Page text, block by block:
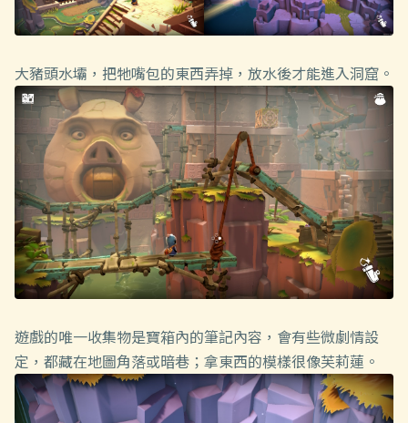
大豬頭水壩，把牠嘴包的東西弄掉，放水後才能進入洞窟。
遊戲的唯一收集物是寶箱內的筆記內容，會有些微劇情設
定，都藏在地圖角落或暗巷；拿東西的模樣很像芙莉蓮。